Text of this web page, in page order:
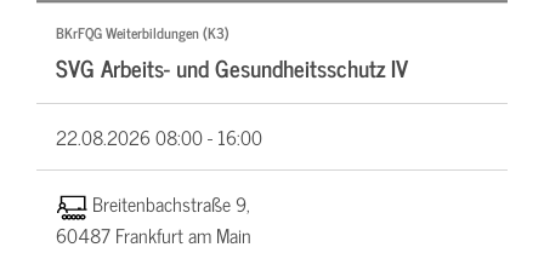
BKrFQG Weiterbildungen (K3)
SVG Arbeits- und Gesundheitsschutz IV
22.08.202608:00 - 16:00
Breitenbachstraße 9,
60487 Frankfurt am Main